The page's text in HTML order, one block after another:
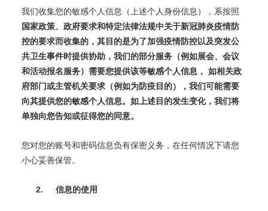
我们收集您的敏感个人信息（上述个人身份信息），系按照
国家政策、政府要求和特定法律法规中关于新冠肺炎疫情防
控的要求而收集的，其目的是为了加强疫情防控以及突发公
共卫生事件时提供协助，我们的部分服务（例如展会、会议
和活动报名服务）需要您提供该等敏感个人信息， 如相关政
府部门或主管机关要求（例如为防疫目的），我们可能需要
向其提供您的敏感个人信息。如上述目的发生变化，我们将
单独向您告知或征得您的同意。
您对您的账号和密码信息负有保密义务，在任何情况下请您
小心妥善保管。
2. 信息的使用